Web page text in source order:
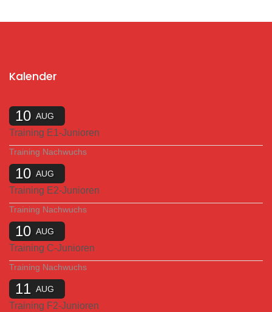
Kalender
10 AUG
Training E1-Junioren
Training Nachwuchs
10 AUG
Training E2-Junioren
Training Nachwuchs
10 AUG
Training C-Junioren
Training Nachwuchs
11 AUG
Training F2-Junioren